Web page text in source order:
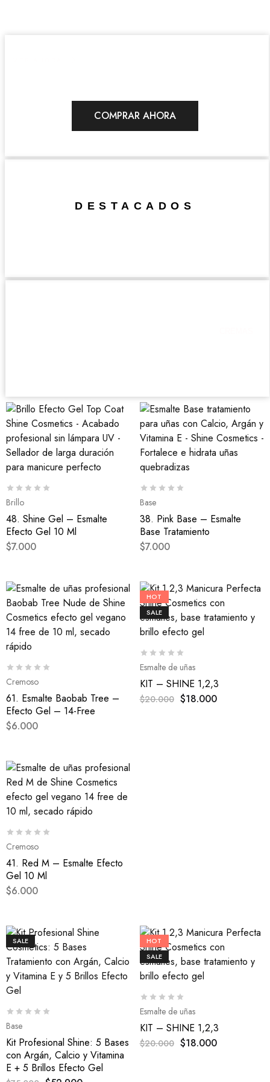
COMPRAR AHORA
DESTACADOS
Brillo
48. Shine Gel – Esmalte
Efecto Gel 10 Ml
$7.000
Base
38. Pink Base – Esmalte
Base Tratamiento
$7.000
Cremoso
61. Esmalte Baobab Tree –
Efecto Gel – 14-Free
$6.000
HOT
SALE
Esmalte de uñas
KIT – SHINE 1,2,3
$20.000 $18.000
Cremoso
41. Red M – Esmalte Efecto
Gel 10 Ml
$6.000
SALE
Base
Kit Profesional Shine: 5 Bases
con Argán, Calcio y Vitamina
E + 5 Brillos Efecto Gel
HOT
SALE
Esmalte de uñas
KIT – SHINE 1,2,3
$20.000 $18.000